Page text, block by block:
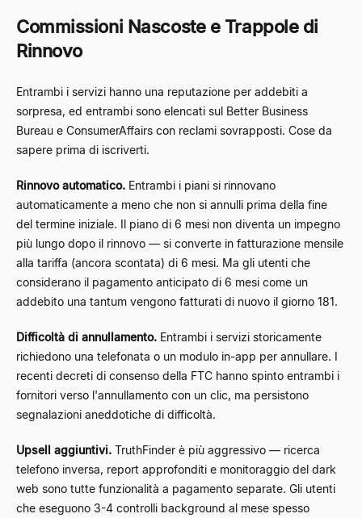
Commissioni Nascoste e Trappole di
Rinnovo
Entrambi i servizi hanno una reputazione per addebiti a
sorpresa, ed entrambi sono elencati sul Better Business
Bureau e ConsumerAffairs con reclami sovrapposti. Cose da
sapere prima di iscriverti.
Rinnovo automatico. Entrambi i piani si rinnovano
automaticamente a meno che non si annulli prima della fine
del termine iniziale. Il piano di 6 mesi non diventa un impegno
più lungo dopo il rinnovo — si converte in fatturazione mensile
alla tariffa (ancora scontata) di 6 mesi. Ma gli utenti che
considerano il pagamento anticipato di 6 mesi come un
addebito una tantum vengono fatturati di nuovo il giorno 181.
Difficoltà di annullamento. Entrambi i servizi storicamente
richiedono una telefonata o un modulo in-app per annullare. I
recenti decreti di consenso della FTC hanno spinto entrambi i
fornitori verso l'annullamento con un clic, ma persistono
segnalazioni aneddotiche di difficoltà.
Upsell aggiuntivi. TruthFinder è più aggressivo — ricerca
telefono inversa, report approfonditi e monitoraggio del dark
web sono tutte funzionalità a pagamento separate. Gli utenti
che eseguono 3-4 controlli background al mese spesso